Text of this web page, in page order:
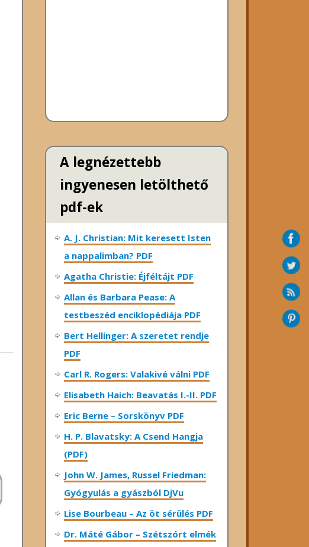
A legnézettebb
ingyenesen letölthető
pdf-ek
A. J. Christian: Mit keresett Isten
a nappalimban? PDF
Agatha Christie: Éjféltájt PDF
Allan és Barbara Pease: A
testbeszéd enciklopédiája PDF
Bert Hellinger: A ​szeretet rendje
PDF
Carl R. Rogers: Valakivé válni PDF
Elisabeth Haich: Beavatás I.-II. PDF
Eric Berne – Sorskönyv PDF
H. P. Blavatsky: A Csend Hangja
(PDF)
John W. James, Russel Friedman:
Gyógyulás a gyászból DjVu
Lise Bourbeau – Az öt sérülés PDF
Dr. Máté Gábor – Szétszórt elmék